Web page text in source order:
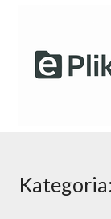
content
Kategoria: